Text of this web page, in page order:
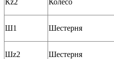
Ш1 Шестерня
Шz2 Шестерня